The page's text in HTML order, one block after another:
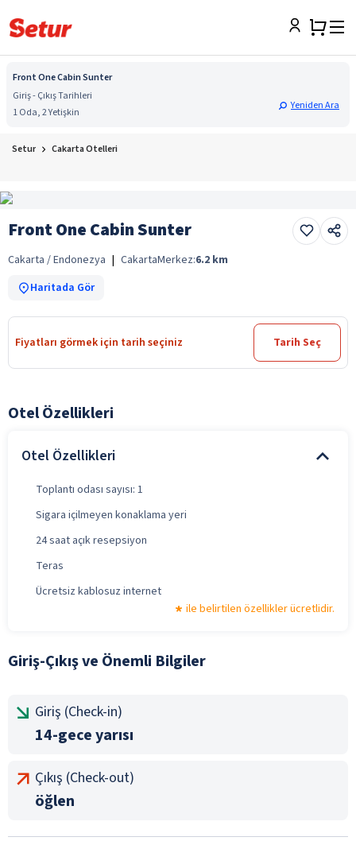
Front One Cabin Sunter
Giriş - Çıkış Tarihleri
1 Oda, 2 Yetişkin
Yeniden Ara
Setur Cakarta Otelleri
Front One Cabin Sunter
Cakarta / Endonezya | CakartaMerkez:6.2 km
Haritada Gör
Fiyatları görmek için tarih seçiniz Tarih Seç
Otel Özellikleri
Otel Özellikleri
Toplantı odası sayısı: 1
Sigara içilmeyen konaklama yeri
24 saat açık resepsiyon
Teras
Ücretsiz kablosuz internet
ile belirtilen özellikler ücretlidir.
Giriş-Çıkış ve Önemli Bilgiler
Giriş (Check-in)
14-gece yarısı
Çıkış (Check-out)
öğlen